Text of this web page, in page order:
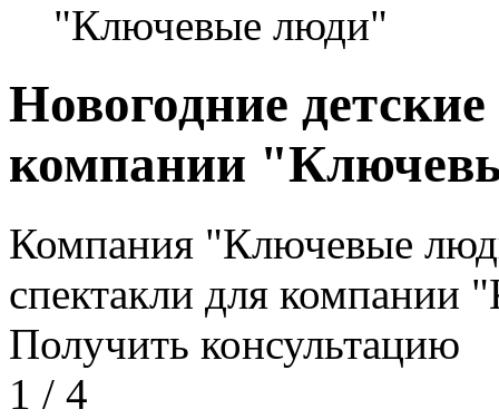
"Ключевые люди"
Новогодние
компании
Компания "Ключевые
спектакли для
Получить консультацию
1 / 4